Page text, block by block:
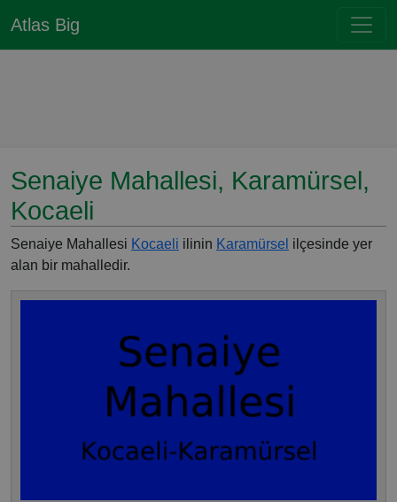
Atlas Big
Senaiye Mahallesi, Karamürsel,
Kocaeli
Senaiye Mahallesi Kocaeli ilinin Karamürsel ilçesinde yer
alan bir mahalledir.